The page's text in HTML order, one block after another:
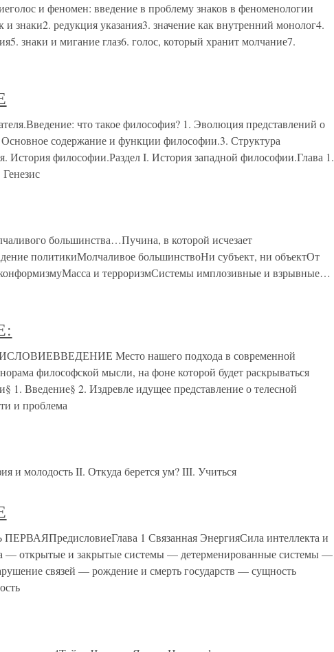
и феномен: введение в проблему знаков в феноменологии
и знаки2. редукция указания3. значение как внутренний монолог4.
знаки и мигание глаз6. голос, который хранит молчание7.
что такое философия? 1. Эволюция представлений о
содержание и функции философии.3. Структура
История философии.Раздел I. История западной философии.Глава 1.
большинства…Пучина, в которой исчезает
политикиМолчаливое большинствоНи субъект, ни объектОт
и терроризмСистемы имплозивные и взрывные…
Место нашего подхода в современной
философской мысли, на фоне которой будет раскрываться
1. Введение§ 2. Издревле идущее представление о телесной
и проблема
и молодость II. Откуда берется ум? III. Учиться
1 Связанная ЭнергияСила интеллекта и
— открытые и закрытые системы — детерменированные системы —
связей — рождение и смерть государств — сущность